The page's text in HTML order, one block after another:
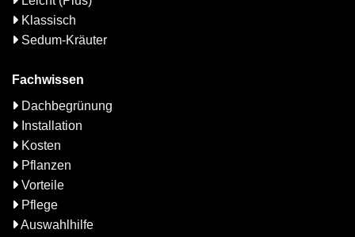
Klassisch
Sedum-Kräuter
Fachwissen
Dachbegrünung
Installation
Kosten
Pflanzen
Vorteile
Pflege
Auswahlhilfe